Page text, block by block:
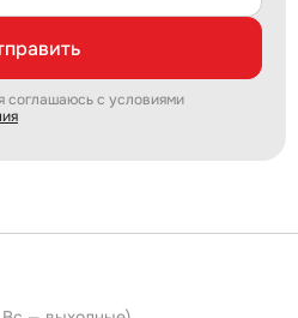
соглашаюсь с условиями